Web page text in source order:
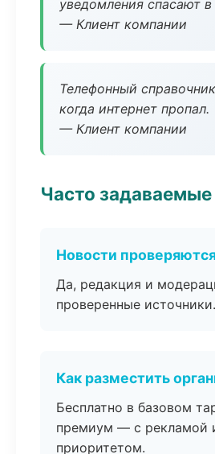
уведомления спасают в
— Клиент компании
Телефонный
когда интернет пропал.
— Клиент компании
Часто
Новости
Да, редакция и
проверенные источники.
Как разместить
Бесплатно в базовом
премиум — с рекламой
приоритетом.